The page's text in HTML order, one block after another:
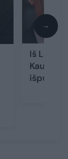
Iš
Kauno
išpuolių
→